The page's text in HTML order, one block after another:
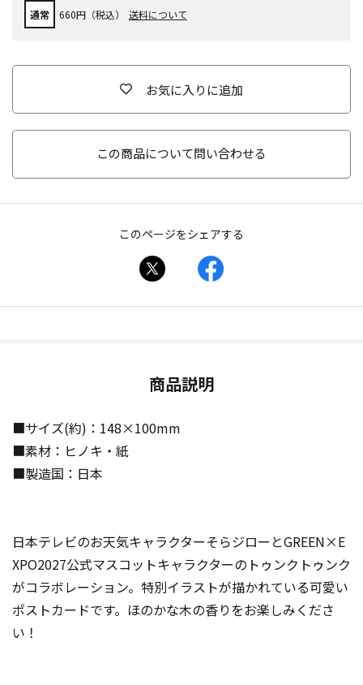
通常 660円（税込） 送料について
お気に入りに追加
この商品について問い合わせる
このページをシェアする
商品説明
■サイズ(約)：148×100mm
■素材：ヒノキ・紙
■製造国：日本
日本テレビのお天気キャラクターそらジローとGREEN×E
XPO2027公式マスコットキャラクターのトゥンクトゥンク
がコラボレーション。特別イラストが描かれている可愛い
ポストカードです。ほのかな木の香りをお楽しみくださ
い！